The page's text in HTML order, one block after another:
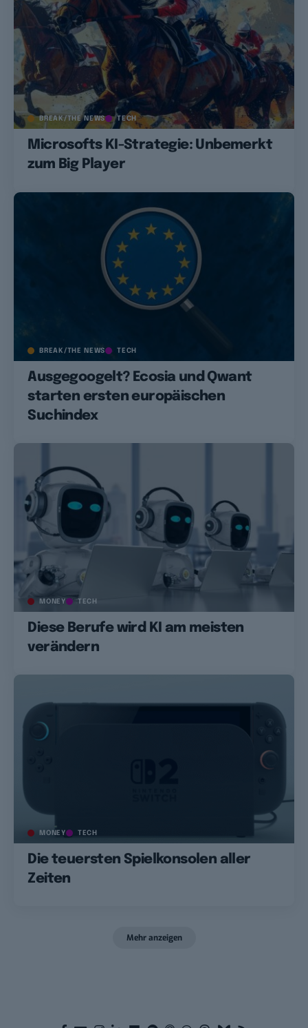
BREAK/THE NEWS TECH
Microsofts KI-Strategie: Unbemerkt
zum Big Player
BREAK/THE NEWS TECH
Ausgegoogelt? Ecosia und Qwant
starten ersten europäischen
Suchindex
MONEY TECH
Diese Berufe wird KI am meisten
verändern
MONEY TECH
Die teuersten Spielkonsolen aller
Zeiten
Mehr anzeigen